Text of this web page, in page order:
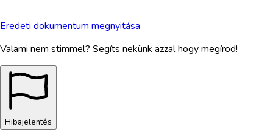
Eredeti dokumentum megnyitása
Valami nem stimmel? Segíts nekünk azzal hogy megírod!
Hibajelentés